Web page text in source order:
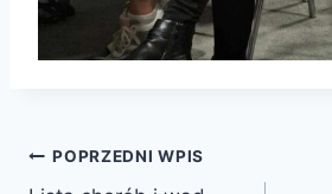
Nawigacja
POPRZEDNI WPIS